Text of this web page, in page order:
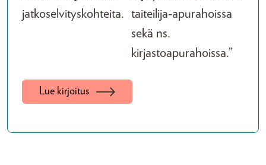
jatkoselvityskohteita. taiteilija-apurahoissa
sekä ns.
kirjastoapurahoissa.”
Lue kirjoitus